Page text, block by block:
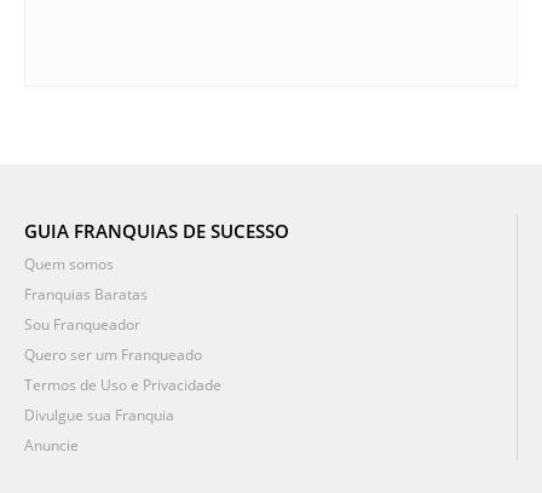
GUIA FRANQUIAS DE SUCESSO
Quem somos
Franquias Baratas
Sou Franqueador
Quero ser um Franqueado
Termos de Uso e Privacidade
Divulgue sua Franquia
Anuncie